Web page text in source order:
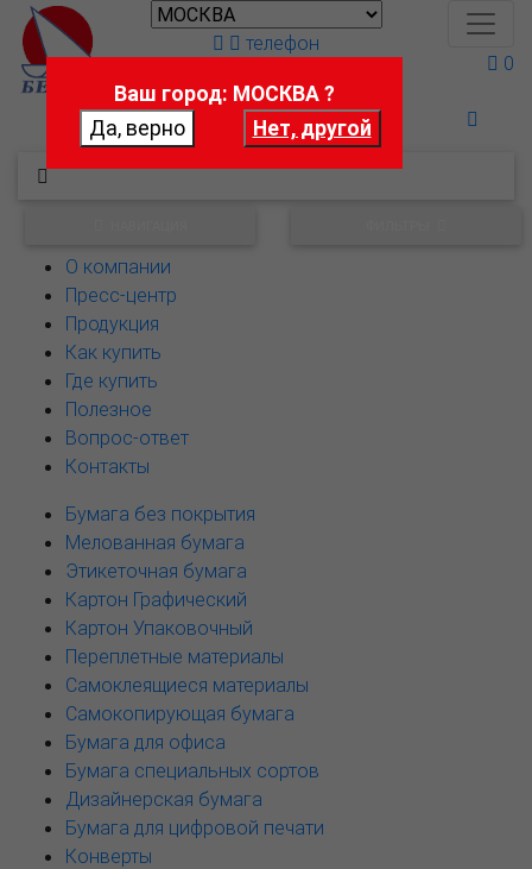
Поможем выбрать
телефон
0
О компании
Пресс-центр
Продукция
Как купить
Где купить
Полезное
Вопрос-ответ
Контакты
Бумага без покрытия
Мелованная бумага
Этикеточная бумага
Картон Графический
Картон Упаковочный
Переплетные материалы
Самоклеящиеся материалы
Самокопирующая бумага
Бумага для офиса
Бумага специальных сортов
Дизайнерская бумага
Бумага для цифровой печати
Конверты
Ваш город: МОСКВА ?